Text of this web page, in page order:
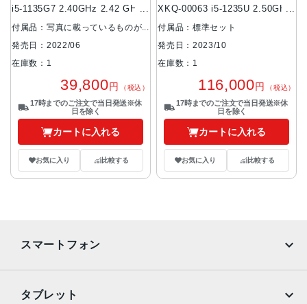
i5-1135G7 2.40GHz 2.42 GHz
極美品
付属品：写真に載っているものが
全てです
発売日：2022/06
在庫数：1
39,800円 （税込）
17時までのご注文で当日発送※休
日を除く
カートに入れる
お気に入り 比較する
XKQ-00063 i5-1235U 2.50GHz
新品未使用 Wi-Fi
付属品：標準セット
発売日：2023/10
在庫数：1
116,000円 （税込）
17時までのご注文で当日発送※休
日を除く
カートに入れる
お気に入り 比較する
スマートフォン
タブレット